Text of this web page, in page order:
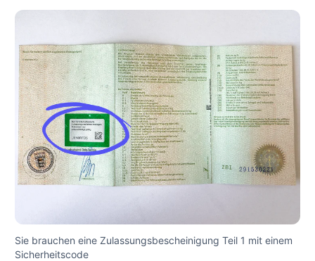
Sie brauchen eine Zulassungsbescheinigung Teil 1 mit einem
Sicherheitscode